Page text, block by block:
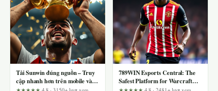
Tải Sunwin đúng nguồn – Truy
cập nhanh hơn trên mobile và
tránh bẫy link giả
789WIN Esports Central: The
Safest Platform for Warcraft
Wagering – An Evidence-Based